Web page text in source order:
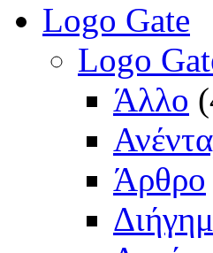
Logo Gate
Logo
Άλλο
Άρθρο